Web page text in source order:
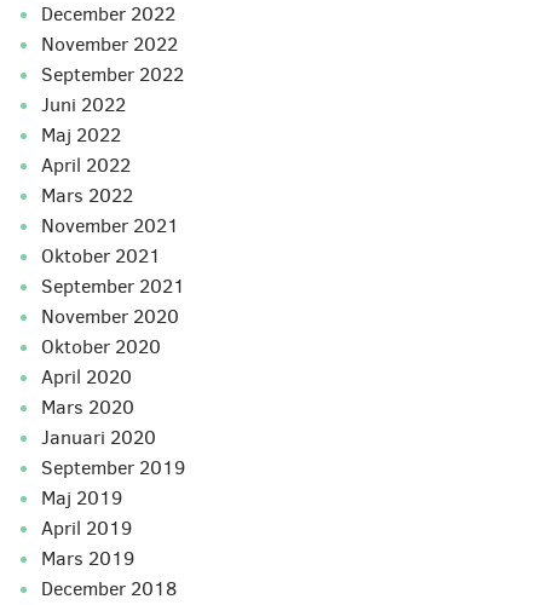
december 2022
november 2022
september 2022
juni 2022
maj 2022
april 2022
mars 2022
november 2021
oktober 2021
september 2021
november 2020
oktober 2020
april 2020
mars 2020
januari 2020
september 2019
maj 2019
april 2019
mars 2019
december 2018